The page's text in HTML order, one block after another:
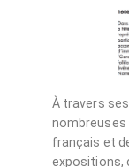
À travers
nombreuses
français et
expositions,